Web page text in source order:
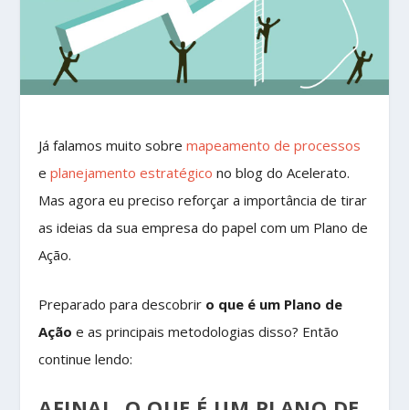
Já falamos muito sobremapeamento de processos
eplanejamento estratégico no blog do Acelerato.
Mas agora eu preciso reforçar a importância de tirar
as ideias da sua empresa do papel com um Plano de
Ação.
Preparado para descobrir o que é um Plano de
Ação e as principais metodologias disso? Então
continue lendo: